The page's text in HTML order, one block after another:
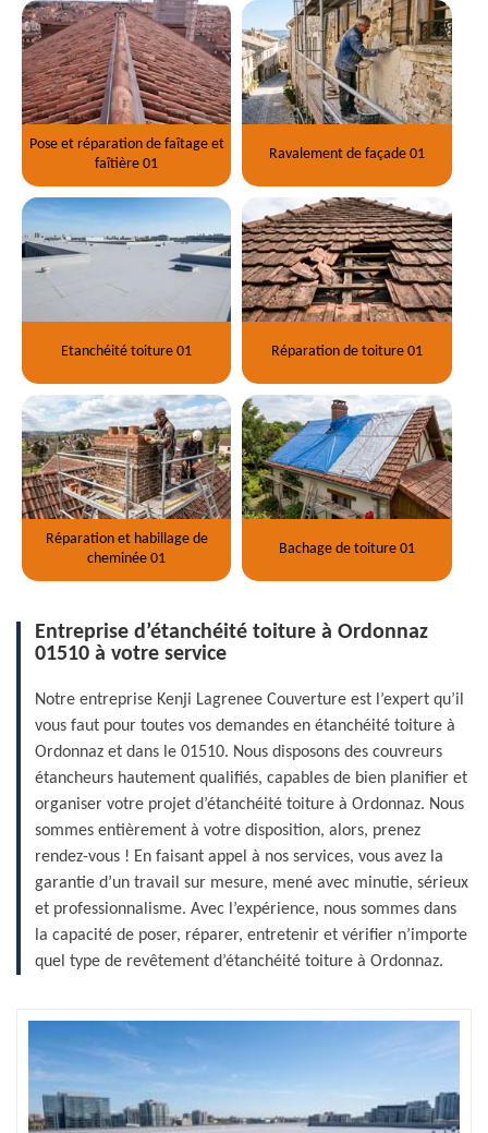
Pose et réparation de faîtage et
faîtière 01
Ravalement de façade 01
Etanchéité toiture 01 Réparation de toiture 01
Réparation et habillage de
cheminée 01
Bachage de toiture 01
Entreprise d’étanchéité toiture à Ordonnaz
01510 à votre service
Notre entreprise Kenji Lagrenee Couverture est l’expert qu’il
vous faut pour toutes vos demandes en étanchéité toiture à
Ordonnaz et dans le 01510. Nous disposons des couvreurs
étancheurs hautement qualifiés, capables de bien planifier et
organiser votre projet d’étanchéité toiture à Ordonnaz. Nous
sommes entièrement à votre disposition, alors, prenez
rendez-vous ! En faisant appel à nos services, vous avez la
garantie d’un travail sur mesure, mené avec minutie, sérieux
et professionnalisme. Avec l’expérience, nous sommes dans
la capacité de poser, réparer, entretenir et vérifier n’importe
quel type de revêtement d’étanchéité toiture à Ordonnaz.